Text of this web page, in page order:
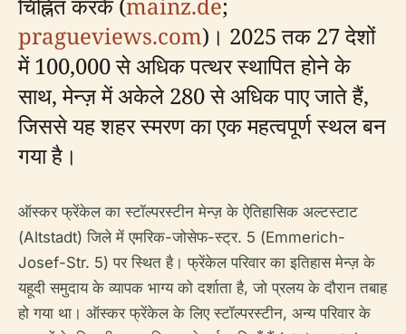
pragueviews.com)। 2025 तक 27 देशों
में 100,000 से अधिक पत्थर स्थापित होने के
साथ, मेन्ज़ में अकेले 280 से अधिक पाए जाते हैं,
जिससे यह शहर स्मरण का एक महत्वपूर्ण स्थल बन
गया है।
ऑस्कर फ्रेंकेल का स्टॉल्परस्टीन मेन्ज़ के ऐतिहासिक अल्टस्टाट
(Altstadt) जिले में एमरिक-जोसेफ-स्ट्र. 5 (Emmerich-
Josef-Str. 5) पर स्थित है। फ्रेंकेल परिवार का इतिहास मेन्ज़ के
यहूदी समुदाय के व्यापक भाग्य को दर्शाता है, जो प्रलय के दौरान तबाह
हो गया था। ऑस्कर फ्रेंकेल के लिए स्टॉल्परस्टीन, अन्य परिवार के